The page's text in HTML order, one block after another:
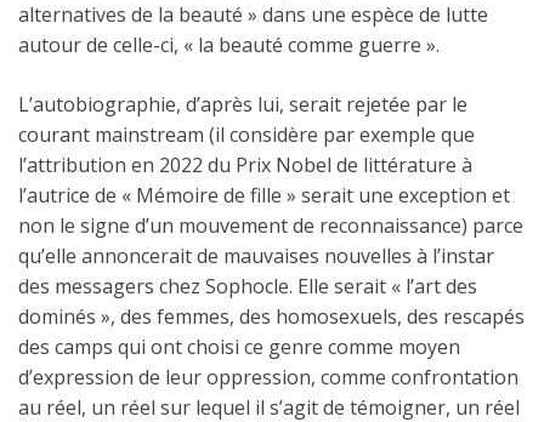
alternatives de la beauté » dans une espèce de lutte
autour de celle-ci, « la beauté comme guerre ».
L’autobiographie, d’après lui, serait rejetée par le
courant mainstream (il considère par exemple que
l’attribution en 2022 du Prix Nobel de littérature à
l’autrice de « Mémoire de fille » serait une exception et
non le signe d’un mouvement de reconnaissance) parce
qu’elle annoncerait de mauvaises nouvelles à l’instar
des messagers chez Sophocle. Elle serait « l’art des
dominés », des femmes, des homosexuels, des rescapés
des camps qui ont choisi ce genre comme moyen
d’expression de leur oppression, comme confrontation
au réel, un réel sur lequel il s’agit de témoigner, un réel